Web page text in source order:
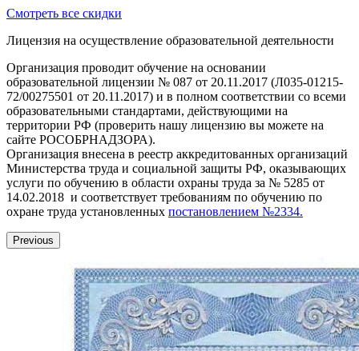
Смотреть все скидки
Лицензия на осуществление образовательной деятельности
Организация проводит обучение на основании
образовательной лицензии № 087 от 20.11.2017 (Л035-01215-
72/00275501 от 20.11.2017) и в полном соответствии со всеми
образовательными стандартами, действующими на
территории РФ (проверить нашу лицензию вы можете на
сайте РОСОБРНАДЗОРА).
Организация внесена в реестр аккредитованных организаций
Министерства труда и социальной защиты РФ, оказывающих
услуги по обучению в области охраны труда за № 5285 от
14.02.2018 и соответствует требованиям по обучению по
охране труда установленных постановлением №2334.
Previous